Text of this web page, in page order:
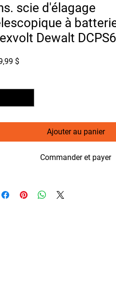
scie d'élagage
à
Dewalt
$Prix
Ajouter au panier
Commander et payer